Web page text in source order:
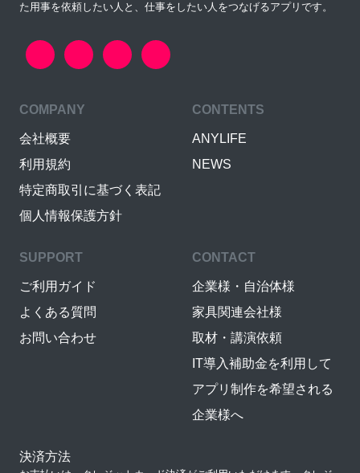
た用事を依頼したい人と、仕事をしたい人をつなげるアプリです。
COMPANY
会社概要
利用規約
特定商取引に基づく表記
個人情報保護方針
CONTENTS
ANYLIFE
NEWS
SUPPORT
ご利用ガイド
よくある質問
お問い合わせ
CONTACT
企業様・自治体様
家具関連会社様
取材・講演依頼
IT導入補助金を利用して
アプリ制作を希望される
企業様へ
決済方法